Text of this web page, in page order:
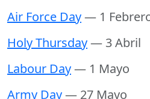
Air Force Day— 1
Holy Thursday— 3 Abril
Labour Day— 1 Mayo
Army Day— 27 Mayo